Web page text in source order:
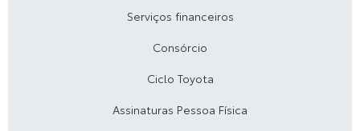
Serviços financeiros
Consórcio
Ciclo Toyota
Assinaturas Pessoa Física